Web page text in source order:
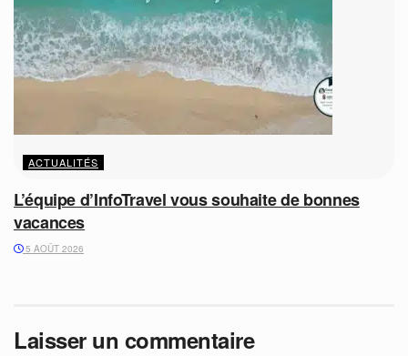
ACTUALITÉS
L’équipe d’InfoTravel vous souhaite de bonnes
vacances
5 AOÛT 2026
Laisser un commentaire